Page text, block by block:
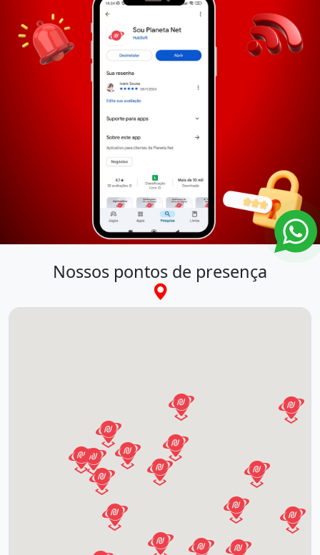
Nossos pontos de presença